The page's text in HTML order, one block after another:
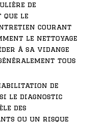
de
le
courant
le nettoyage
à sa vidange
tous
de
le diagnostic
des
ou un risque